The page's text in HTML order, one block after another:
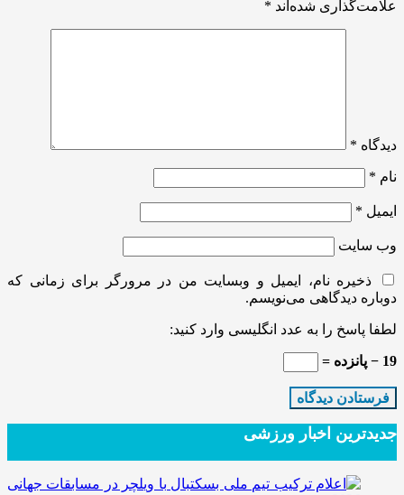
علامت‌گذاری شده‌اند *
دیدگاه *
نام *
ایمیل *
وب‌ سایت
ذخیره نام، ایمیل و وبسایت من در مرورگر برای زمانی که
دوباره دیدگاهی می‌نویسم.
لطفا پاسخ را به عدد انگلیسی وارد کنید:
19 − پانزده =
جدیدترین‌ اخبار ورزشی